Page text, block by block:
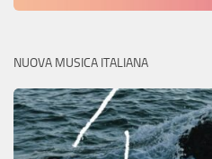
NUOVA MUSICA ITALIANA